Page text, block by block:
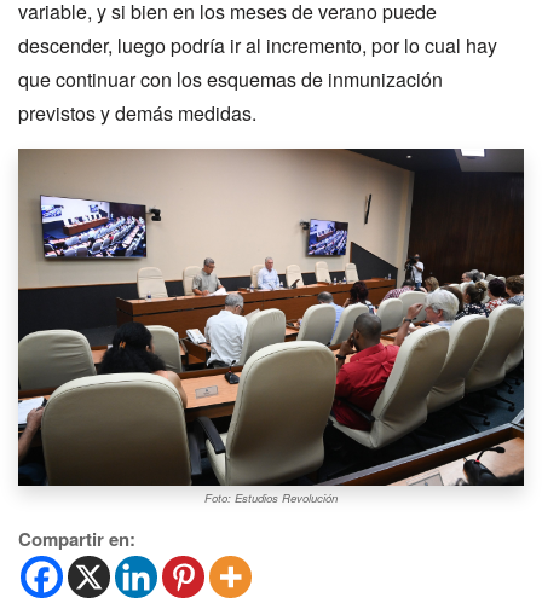
variable, y si bien en los meses de verano puede
descender, luego podría ir al incremento, por lo cual hay
que continuar con los esquemas de inmunización
previstos y demás medidas.
Foto: Estudios Revolución
Compartir en: